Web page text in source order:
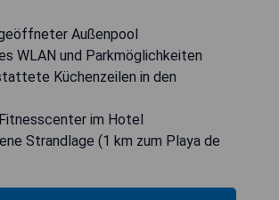
Außenpool
WLAN und Parkmöglichkeiten
Küchenzeilen in den
im Hotel
Strandlage (1 km zum Playa de